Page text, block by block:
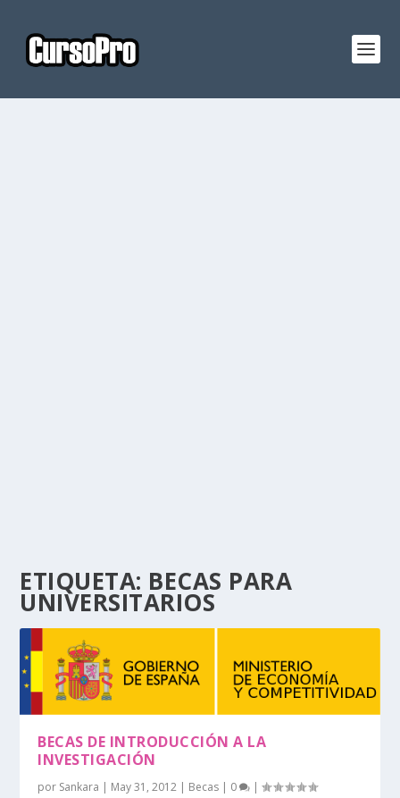
ETIQUETA: BECAS PARA
UNIVERSITARIOS
BECAS DE INTRODUCCIÓN A LA
INVESTIGACIÓN
por Sankara | May 31, 2012 | Becas | 0 |